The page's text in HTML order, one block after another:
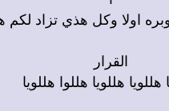
اولا وكل هذي تزاد لكم
القرار
هللويا هللويا هللوا هللويا